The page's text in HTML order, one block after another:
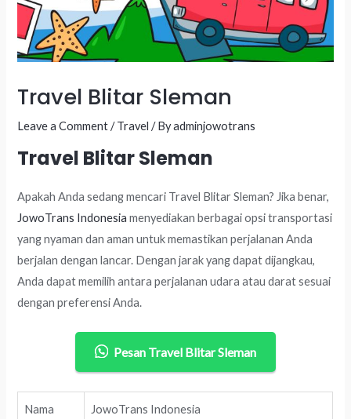
Travel Blitar Sleman
Leave a Comment /Travel / Byadminjowotrans
Travel Blitar Sleman
Apakah Anda sedang mencari Travel Blitar Sleman? Jika benar,
JowoTrans Indonesia menyediakan berbagai opsi transportasi
yang nyaman dan aman untuk memastikan perjalanan Anda
berjalan dengan lancar. Dengan jarak yang dapat dijangkau,
Anda dapat memilih antara perjalanan udara atau darat sesuai
dengan preferensi Anda.
Pesan Travel Blitar Sleman
Nama JowoTrans Indonesia